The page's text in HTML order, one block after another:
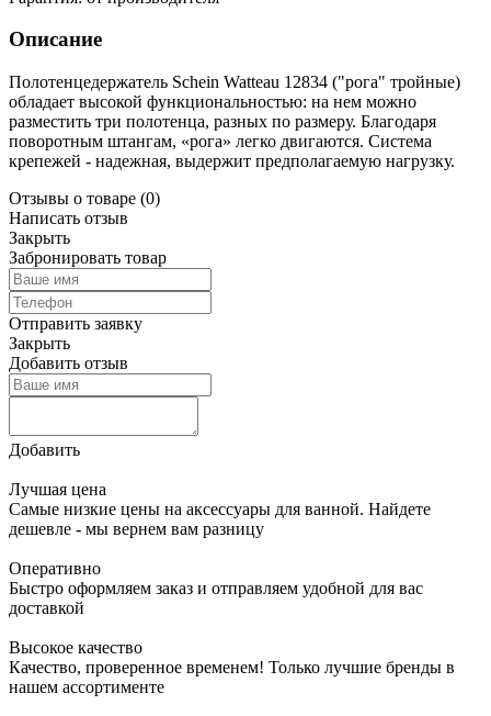
Описание
Полотенцедержатель Schein Watteau 12834 ("рога" тройные)
обладает высокой функциональностью: на нем можно
разместить три полотенца, разных по размеру. Благодаря
поворотным штангам, «рога» легко двигаются. Система
крепежей - надежная, выдержит предполагаемую нагрузку.
Отзывы о товаре (0)
Написать отзыв
Закрыть
Забронировать товар
Отправить заявку
Закрыть
Добавить отзыв
Добавить
Лучшая цена
Самые низкие цены на аксессуары для ванной. Найдете
дешевле - мы вернем вам разницу
Оперативно
Быстро оформляем заказ и отправляем удобной для вас
доставкой
Высокое качество
Качество, проверенное временем! Только лучшие бренды в
нашем ассортименте